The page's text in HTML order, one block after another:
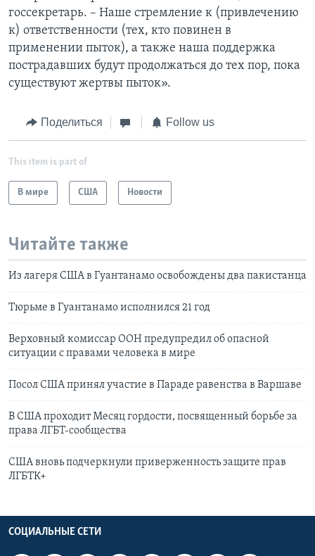
госсекретарь. – Наше стремление к (привлечению
к) ответственности (тех, кто повинен в
применении пыток), а также наша поддержка
пострадавших будут продолжаться до тех пор, пока
существуют жертвы пыток».
Поделиться Follow us
This item is part of
В мире США Новости
Читайте также
Из лагеря США в Гуантанамо освобождены два пакистанца
Тюрьме в Гуантанамо исполнился 21 год
Верховный комиссар ООН предупредил об опасной
ситуации с правами человека в мире
Посол США принял участие в Параде равенства в Варшаве
В США проходит Месяц гордости, посвященный борьбе за
права ЛГБТ-сообщества
США вновь подчеркнули приверженность защите прав
ЛГБТК+
СОЦИАЛЬНЫЕ СЕТИ